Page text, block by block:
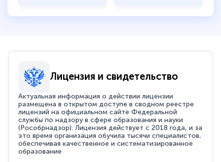
Лицензия и свидетельство
Актуальная информация о действии лицензии
размещена в открытом доступе в сводном реестре
лицензий на официальном сайте Федеральной
службы по надзору в сфере образования и науки
(Рособрнадзор). Лицензия действует с 2018 года, и за
это время организация обучила тысячи специалистов,
обеспечивая качественное и систематизированное
образование